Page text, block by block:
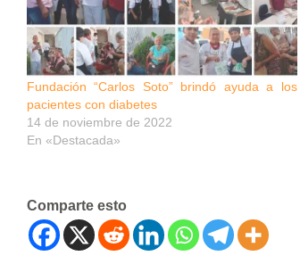
Fundación “Carlos Soto” brindó ayuda a los
pacientes con diabetes
14 de noviembre de 2022
En «Destacada»
Comparte esto